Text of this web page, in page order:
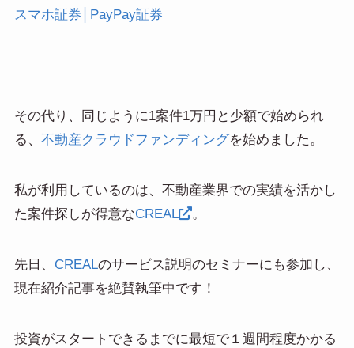
スマホ証券 │PayPay証券
その代り、同じように1案件1万円と少額で始められ
る、 不動産クラウドファンディングを始めました。
私が利用しているのは、不動産業界での実績を活かし
た案件探しが得意なCREAL 。
先日、 CREALのサービス説明のセミナーにも参加し、
現在紹介記事を絶賛執筆中です！
投資がスタートできるまでに最短で１週間程度かかる